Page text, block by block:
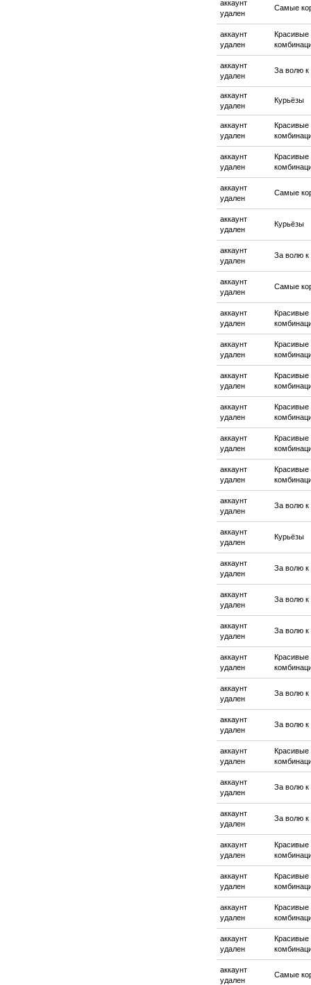
аккаунт
удален
Самые
аккаунт
удален
Красивые
аккаунт
удален
За волю к
аккаунт
удален
Курьёзы
аккаунт
удален
Красивые
аккаунт
удален
Красивые
аккаунт
удален
Самые
аккаунт
удален
Курьёзы
аккаунт
удален
За волю к
аккаунт
удален
Самые
аккаунт
удален
Красивые
аккаунт
удален
Красивые
аккаунт
удален
Красивые
аккаунт
удален
Красивые
аккаунт
удален
Красивые
аккаунт
удален
Красивые
аккаунт
удален
За волю к
аккаунт
удален
Курьёзы
аккаунт
удален
За волю к
аккаунт
удален
За волю к
аккаунт
удален
За волю к
аккаунт
удален
Красивые
аккаунт
удален
За волю к
аккаунт
удален
За волю к
аккаунт
удален
Красивые
аккаунт
удален
За волю к
аккаунт
удален
За волю к
аккаунт
удален
Красивые
аккаунт
удален
Красивые
аккаунт
удален
Красивые
аккаунт
удален
Красивые
аккаунт
удален
Самые